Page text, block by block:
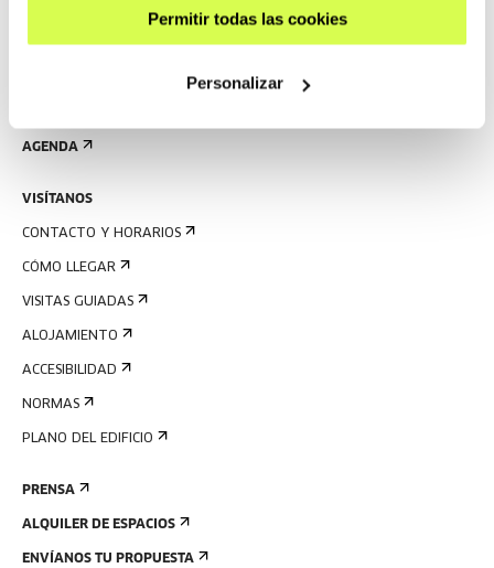
Permitir todas las cookies
Personalizar
AGENDA
VISÍTANOS
CONTACTO Y HORARIOS
CÓMO LLEGAR
VISITAS GUIADAS
ALOJAMIENTO
ACCESIBILIDAD
NORMAS
PLANO DEL EDIFICIO
PRENSA
ALQUILER DE ESPACIOS
ENVÍANOS TU PROPUESTA